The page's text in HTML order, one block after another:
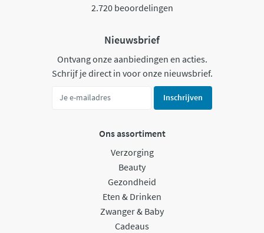
2.720 beoordelingen
Nieuwsbrief
Ontvang onze aanbiedingen en acties.
Schrijf je direct in voor onze nieuwsbrief.
Inschrijven
Ons assortiment
Verzorging
Beauty
Gezondheid
Eten & Drinken
Zwanger & Baby
Cadeaus